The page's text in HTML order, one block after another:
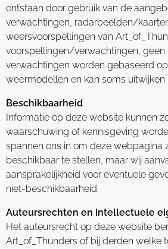
ontstaan door gebruik van de
verwachtingen, radarbeelden/
weersvoorspellingen van
voorspellingen/verwachtingen, geen
verwachtingen worden gebaseerd
weermodellen en kan soms uitwijken
Beschikbaarheid
Informatie op deze website kunnen
waarschuwing of kennisgeving
spannen ons in om deze webpagina
beschikbaar te stellen, maar wij
aansprakelijkheid voor eventuele
niet-beschikbaarheid.
Auteursrechten en intellectuele
Het auteursrecht op deze website
Art_of_Thunders of bij derden welke